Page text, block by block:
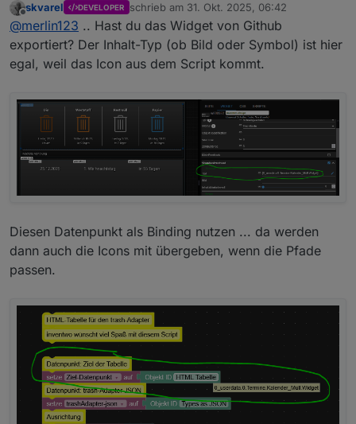
kopiert.
Wenn ich die als Bild einbinde ist der Pfad
_PRJ_NAME/Icons/trash_brown.png
Was muss ich im Script als Pfad eintragen?
Der Projektname ist "Voelker".
Hab jetzt X Varianten getestet, aber das Icon wird
nicht angezeigt.....
Auch wenn ich in eurem Widget Inhaltstyp Bild
nicht angezeigt,
Offline
skvarel DEVELOPER schrieb am 31. Okt. 2025, 06:42
zuletzt editiert von
@merlin123 .. Hast du das Widget von Github
exportiert? Der Inhalt-Typ (ob Bild oder Symbol) ist hier
egal, weil das Icon aus dem Script kommt.
Diesen Datenpunkt als Binding nutzen ... da werden
dann auch die Icons mit übergeben, wenn die Pfade
passen.